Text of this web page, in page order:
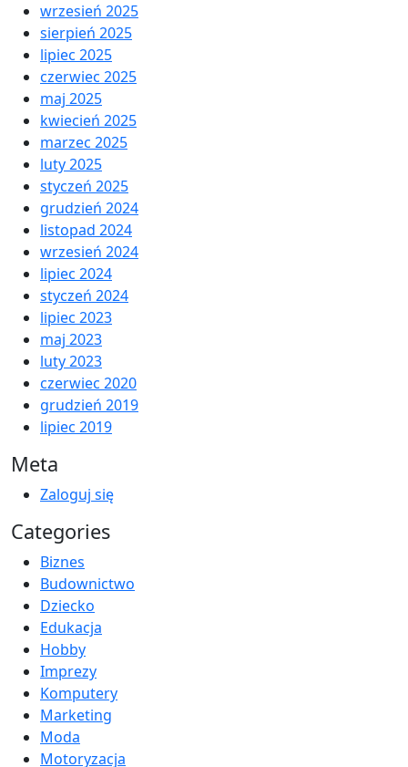
wrzesień 2025
sierpień 2025
lipiec 2025
czerwiec 2025
maj 2025
kwiecień 2025
marzec 2025
luty 2025
styczeń 2025
grudzień 2024
listopad 2024
wrzesień 2024
lipiec 2024
styczeń 2024
lipiec 2023
maj 2023
luty 2023
czerwiec 2020
grudzień 2019
lipiec 2019
Meta
Zaloguj się
Categories
Biznes
Budownictwo
Dziecko
Edukacja
Hobby
Imprezy
Komputery
Marketing
Moda
Motoryzacja